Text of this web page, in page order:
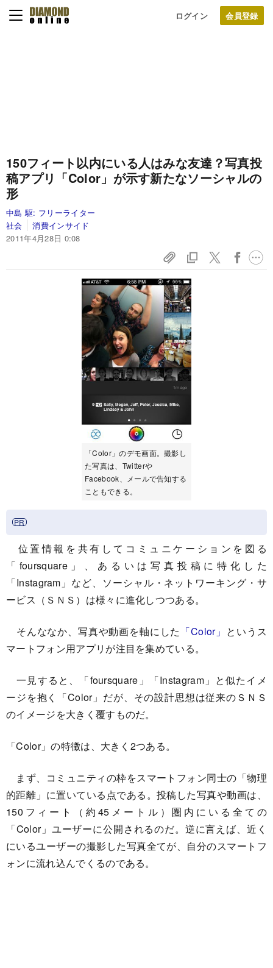
ログイン
150フィート以内にいる人はみな友達？写真投
稿アプリ「Color」が示す新たなソーシャルの
形
中島 駆: フリーライター
社会
消費インサイド
2011年4月28日 0:08
「Color」のデモ画面。撮影し
た写真は、Twitterや
Facebook、メールで告知する
こともできる。
位置情報を共有してコミュニケーションを図る
「foursquare」、あるいは写真投稿に特化した
「Instagram」など、ソーシャル・ネットワーキング・サ
ービス（ＳＮＳ）は様々に進化しつつある。
そんななか、写真や動画を軸にした 「Color」 というス
マートフォン用アプリが注目を集めている。
一見すると、「foursquare」「Instagram」と似たイメ
ージを抱く「Color」だが、その設計思想は従来のＳＮＳ
のイメージを大きく覆すものだ。
「Color」の特徴は、大きく2つある。
まず、コミュニティの枠をスマートフォン同士の「物理
的距離」に置いている点である。投稿した写真や動画は、
150フィート（約45メートル）圏内にいる全ての
「Color」ユーザーに公開されるのだ。逆に言えば、近く
にいるユーザーの撮影した写真全てが、自分のスマートフ
ォンに流れ込んでくるのである。